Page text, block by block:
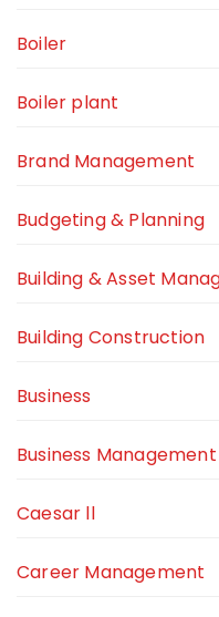
Boiler
Boiler plant
Brand Management
Budgeting & Planning
Building & Asset
Building Construction
Business
Business Management
Caesar ll
Career Management